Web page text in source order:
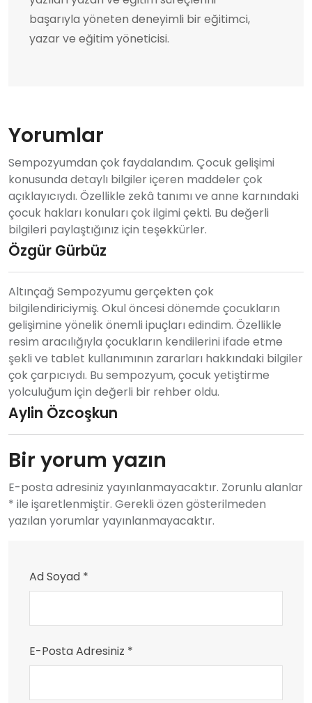
başarıyla yöneten deneyimli bir eğitimci,
yazar ve eğitim yöneticisi.
Yorumlar
Sempozyumdan çok faydalandım. Çocuk gelişimi
konusunda detaylı bilgiler içeren maddeler çok
açıklayıcıydı. Özellikle zekâ tanımı ve anne karnındaki
çocuk hakları konuları çok ilgimi çekti. Bu değerli
bilgileri paylaştığınız için teşekkürler.
Özgür Gürbüz
Altınçağ Sempozyumu gerçekten çok
bilgilendiriciymiş. Okul öncesi dönemde çocukların
gelişimine yönelik önemli ipuçları edindim. Özellikle
resim aracılığıyla çocukların kendilerini ifade etme
şekli ve tablet kullanımının zararları hakkındaki bilgiler
çok çarpıcıydı. Bu sempozyum, çocuk yetiştirme
yolculuğum için değerli bir rehber oldu.
Aylin Özcoşkun
Bir yorum yazın
E-posta adresiniz yayınlanmayacaktır. Zorunlu alanlar
* ile işaretlenmiştir. Gerekli özen gösterilmeden
yazılan yorumlar yayınlanmayacaktır.
Ad Soyad *
E-Posta Adresiniz *